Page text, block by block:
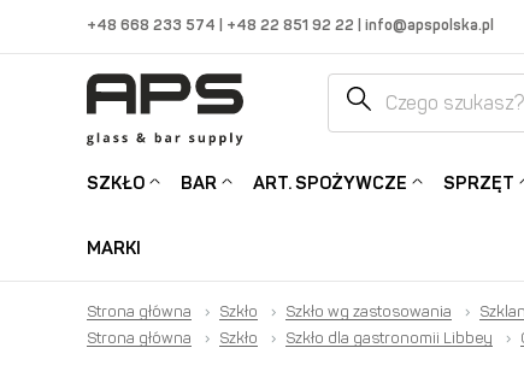
+48 668 233 574 | +48 22 851 92 22 | info@apspolska.pl
SZKŁO BAR ART. SPOŻYWCZE SPRZĘT
MARKI
Strona główna › Szkło › Szkło wg zastosowania ›
Strona główna
› Szkło › Szkło dla gastronomii Libbey ›